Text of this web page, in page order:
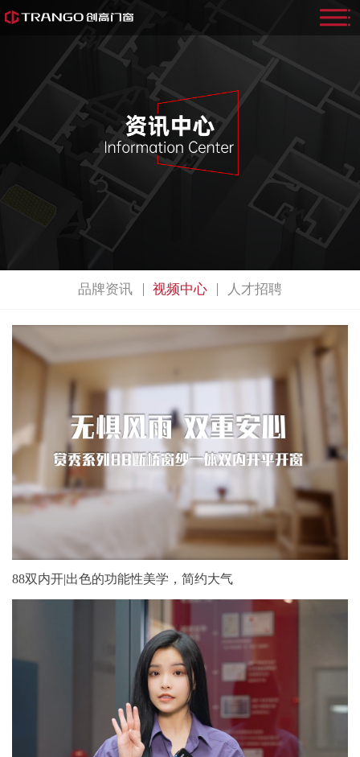
品牌资讯 视频中心 人才招聘
88双内开|出色的功能性美学，简约大气